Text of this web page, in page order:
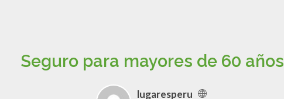
Seguro para mayores de 60 años
lugaresperu